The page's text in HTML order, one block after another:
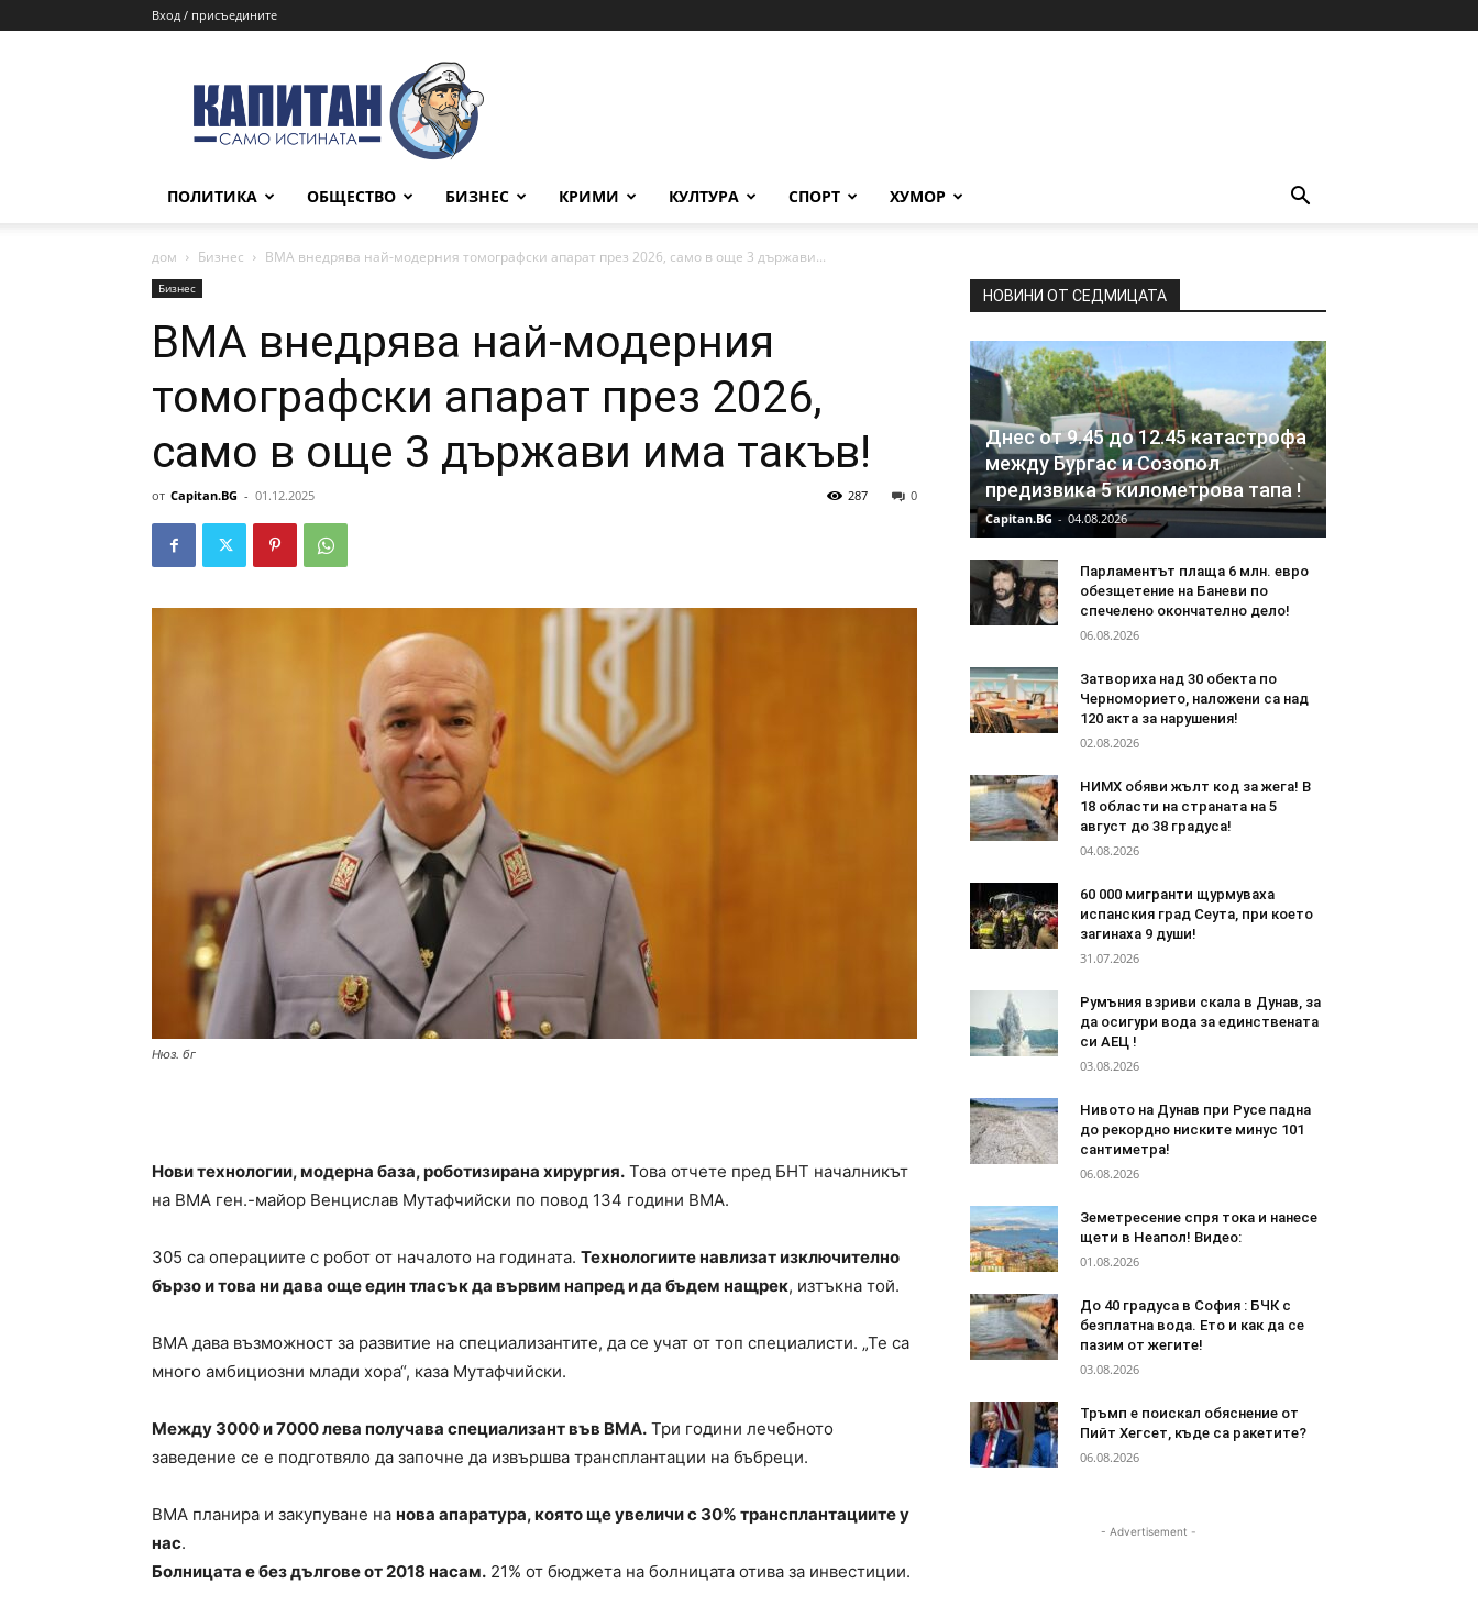
Вход / присъедините
ПОЛИТИКА ОБЩЕСТВО БИЗНЕС КРИМИ КУЛТУРА СПОРТ ХУМОР
дом Бизнес ВМА внедрява най-модерния томографски апарат през 2026, само в още 3 държави...
Бизнес
ВМА внедрява най-модерния
томографски апарат през 2026,
само в още 3 държави има такъв!
от Capitan.BG - 01.12.2025 0
287
Нюз. бг
Нови технологии, модерна база, роботизирана хирургия. Това отчете пред БНТ началникът
на ВМА ген.-майор Венцислав Мутафчийски по повод 134 години ВМА.
305 са операциите с робот от началото на годината. Технологиите навлизат изключително
бързо и това ни дава още един тласък да вървим напред и да бъдем нащрек, изтъкна той.
ВМА дава възможност за развитие на специализантите, да се учат от топ специалисти. „Те са
много амбициозни млади хора“, каза Мутафчийски.
Между 3000 и 7000 лева получава специализант във ВМА. Три години лечебното
заведение се е подготвяло да започне да извършва трансплантации на бъбреци.
ВМА планира и закупуване на нова апаратура, която ще увеличи с 30% трансплантациите у
нас.
Болницата е без дългове от 2018 насам. 21% от бюджета на болницата отива за инвестиции.
НОВИНИ ОТ СЕДМИЦАТА
Днес от 9.45 до 12.45 катастрофа
между Бургас и Созопол
предизвика 5 километрова тапа !
Capitan.BG - 04.08.2026
Парламентът плаща 6 млн. евро
обезщетение на Баневи по
спечелено окончателно дело!
06.08.2026
Затвориха над 30 обекта по
Черноморието, наложени са над
120 акта за нарушения!
02.08.2026
НИМХ обяви жълт код за жега! В
18 области на страната на 5
август до 38 градуса!
04.08.2026
60 000 мигранти щурмуваха
испанския град Сеута, при което
загинаха 9 души!
31.07.2026
Румъния взриви скала в Дунав, за
да осигури вода за единствената
си АЕЦ !
03.08.2026
Нивото на Дунав при Русе падна
до рекордно ниските минус 101
сантиметра!
06.08.2026
Земетресение спря тока и нанесе
щети в Неапол! Видео:
01.08.2026
До 40 градуса в София : БЧК с
безплатна вода. Ето и как да се
пазим от жегите!
03.08.2026
Тръмп е поискал обяснение от
Пийт Хегсет, къде са ракетите?
06.08.2026
- Advertisement -